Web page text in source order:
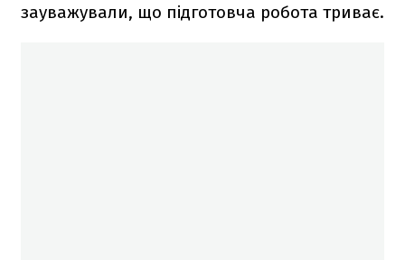
зауважували, що підготовча робота триває.